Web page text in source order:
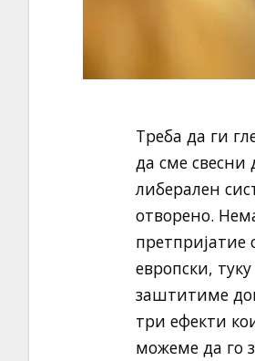
Tреба да ги
да сме свесни
либерален
отворено.
претпријатие
европски,
заштитиме
три ефекти
можеме да го